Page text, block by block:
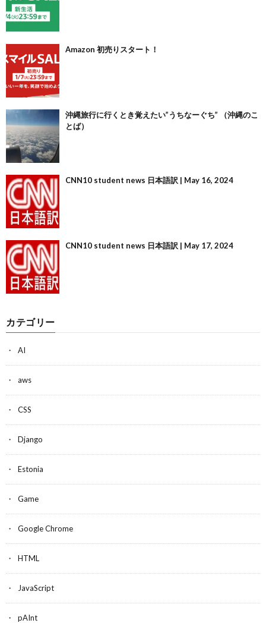
Amazon 初売りスタート！
沖縄旅行に行くとき覚えたい”うちなーぐち” （沖縄のこ
とば）
CNN10 student news 日本語訳 | May 16, 2024
CNN10 student news 日本語訳 | May 17, 2024
カテゴリー
AI
aws
CSS
Django
Estonia
Game
Google Chrome
HTML
JavaScript
pAInt